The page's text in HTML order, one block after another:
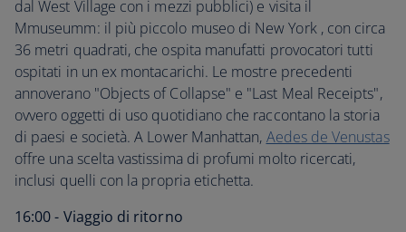
dal West Village con i mezzi pubblici) e visita il
Mmuseumm: il più piccolo museo di New York , con circa
36 metri quadrati, che ospita manufatti provocatori tutti
ospitati in un ex montacarichi. Le mostre precedenti
annoverano "Objects of Collapse" e "Last Meal Receipts",
ovvero oggetti di uso quotidiano che raccontano la storia
di paesi e società. A Lower Manhattan, Aedes de Venustas
offre una scelta vastissima di profumi molto ricercati,
inclusi quelli con la propria etichetta.
16:00 - Viaggio di ritorno